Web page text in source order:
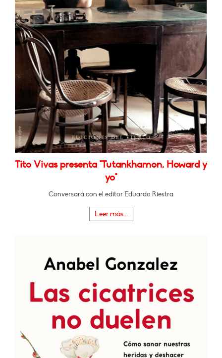
Tito Vivas presenta "Tutankhamon, Howard y
yo"
Conversará con el editor Eduardo Riestra
Leer más...